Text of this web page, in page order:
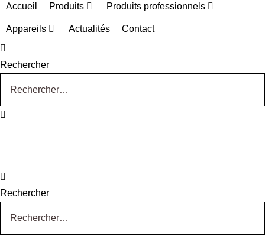
Accueil Produits Produits professionnels
Appareils Actualités Contact
Rechercher
Rechercher